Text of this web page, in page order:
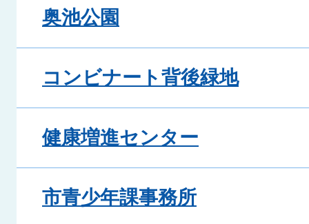
奥池公園
コンビナート背後緑地
健康増進センター
市青少年課事務所